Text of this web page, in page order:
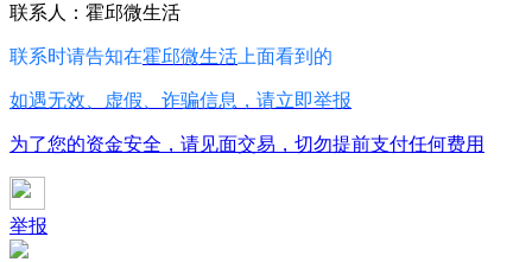
联系人：霍邱微生活
联系时请告知在霍邱微生活 上面看到的
如遇无效、虚假、诈骗信息，请立即举报
为了您的资金安全，请见面交易，切勿提前支付任何费用
举报